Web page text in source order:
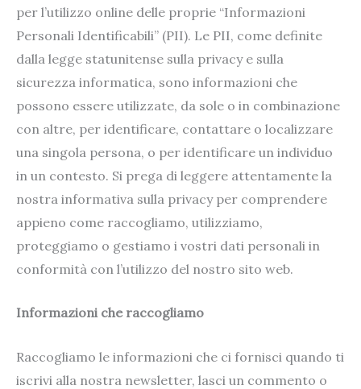
per l’utilizzo online delle proprie “Informazioni
Personali Identificabili” (PII). Le PII, come definite
dalla legge statunitense sulla privacy e sulla
sicurezza informatica, sono informazioni che
possono essere utilizzate, da sole o in combinazione
con altre, per identificare, contattare o localizzare
una singola persona, o per identificare un individuo
in un contesto. Si prega di leggere attentamente la
nostra informativa sulla privacy per comprendere
appieno come raccogliamo, utilizziamo,
proteggiamo o gestiamo i vostri dati personali in
conformità con l’utilizzo del nostro sito web.
Informazioni che raccogliamo
Raccogliamo le informazioni che ci fornisci quando ti
iscrivi alla nostra newsletter, lasci un commento o